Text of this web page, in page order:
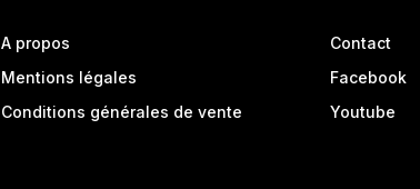
A propos
Mentions légales
Conditions générales de vente
Contact
Facebook
Youtube